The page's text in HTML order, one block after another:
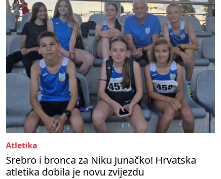
Atletika
Srebro i bronca za Niku Junačko! Hrvatska
atletika dobila je novu zvijezdu